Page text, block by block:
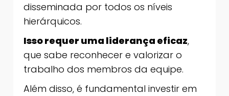
disseminada por todos os níveis
hierárquicos.
Isso requer uma liderança eficaz,
que sabe reconhecer e valorizar o
trabalho dos membros da equipe.
Além disso, é fundamental investir em